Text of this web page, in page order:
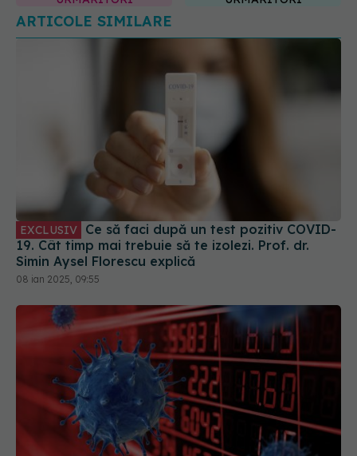
19. Cât timp mai trebuie să te izolezi. Prof. dr.
Simin Aysel Florescu explică
08 ian 2025, 09:55